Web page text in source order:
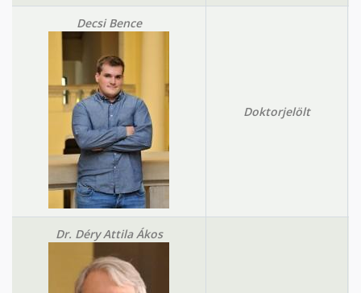
Decsi Bence
Doktorjelölt
Dr. Déry Attila Ákos